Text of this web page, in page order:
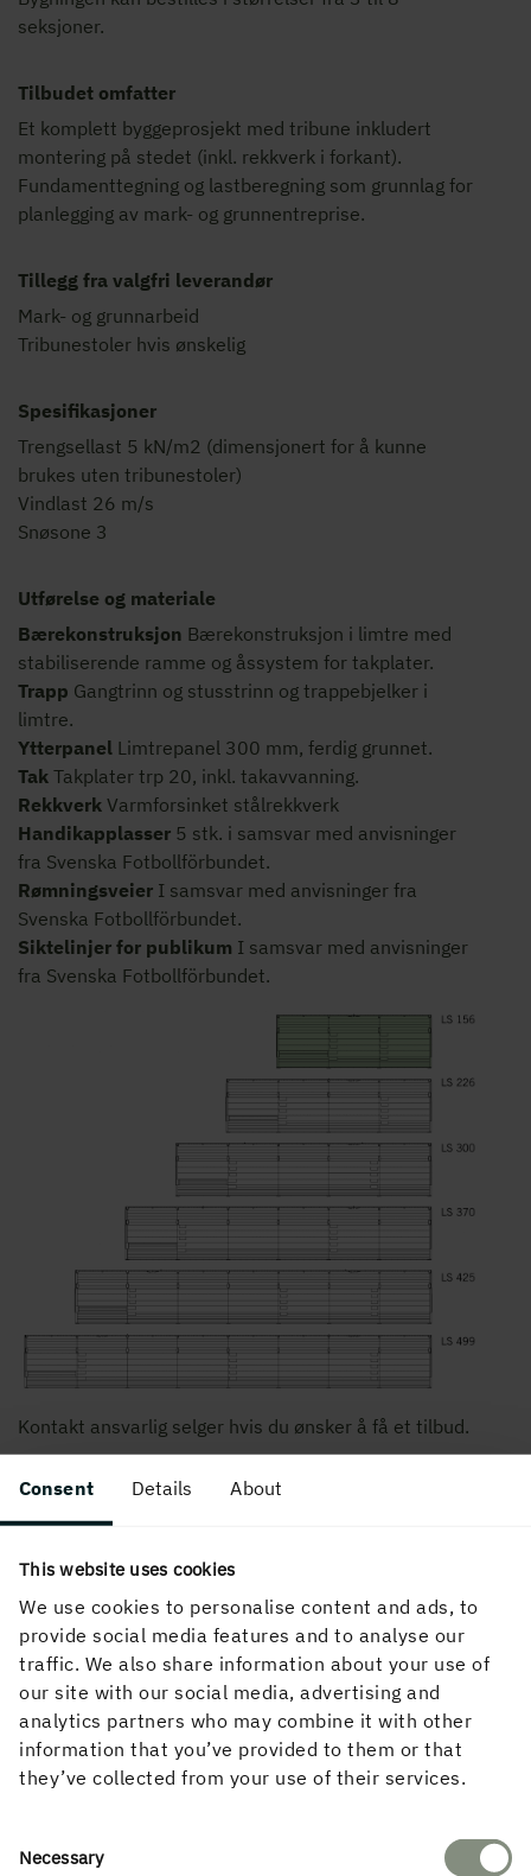
Consent Details About
This website uses cookies
We use cookies to personalise content and ads, to
provide social media features and to analyse our
traffic. We also share information about your use of
our site with our social media, advertising and
analytics partners who may combine it with other
information that you’ve provided to them or that
they’ve collected from your use of their services.
Consent
Necessary
seksjoner.
Tilbudet omfatter
Et komplett byggeprosjekt med tribune inkludert
montering på stedet (inkl. rekkverk i forkant).
Fundamenttegning og lastberegning som grunnlag for
planlegging av mark- og grunnentreprise.
Tillegg fra valgfri leverandør
Mark- og grunnarbeid
Tribunestoler hvis ønskelig
Spesifikasjoner
Trengsellast 5 kN/m2 (dimensjonert for å kunne
brukes uten tribunestoler)
Vindlast 26 m/s
Snøsone 3
Utførelse og materiale
Bærekonstruksjon Bærekonstruksjon i limtre med
stabiliserende ramme og åssystem for takplater.
Trapp Gangtrinn og stusstrinn og trappebjelker i
limtre.
Ytterpanel Limtrepanel 300 mm, ferdig grunnet.
Tak Takplater trp 20, inkl. takavvanning.
Rekkverk Varmforsinket stålrekkverk
Handikapplasser 5 stk. i samsvar med anvisninger
fra Svenska Fotbollförbundet.
Rømningsveier I samsvar med anvisninger fra
Svenska Fotbollförbundet.
Siktelinjer for publikum I samsvar med anvisninger
fra Svenska Fotbollförbundet.
Kontakt ansvarlig selger hvis du ønsker å få et tilbud.
Tilvalg